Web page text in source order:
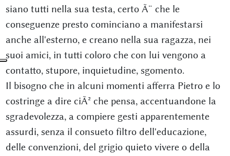
siano tutti nella sua testa, certo Ã¨ che le
conseguenze presto cominciano a manifestarsi
anche all'esterno, e creano nella sua ragazza, nei
suoi amici, in tutti coloro che con lui vengono a
contatto, stupore, inquietudine, sgomento.
Il bisogno che in alcuni momenti afferra Pietro e lo
costringe a dire ciÃ² che pensa, accentuandone la
sgradevolezza, a compiere gesti apparentemente
assurdi, senza il consueto filtro dell'educazione,
delle convenzioni, del grigio quieto vivere o della